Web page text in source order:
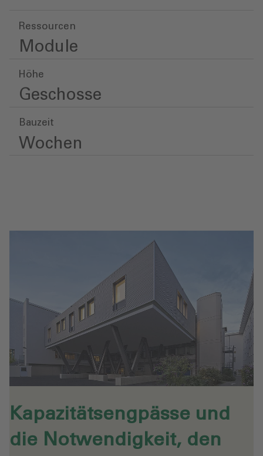
Ressourcen
Module
Höhe
Geschosse
Bauzeit
Wochen
Kapazitätsengpässe und
die Notwendigkeit, den